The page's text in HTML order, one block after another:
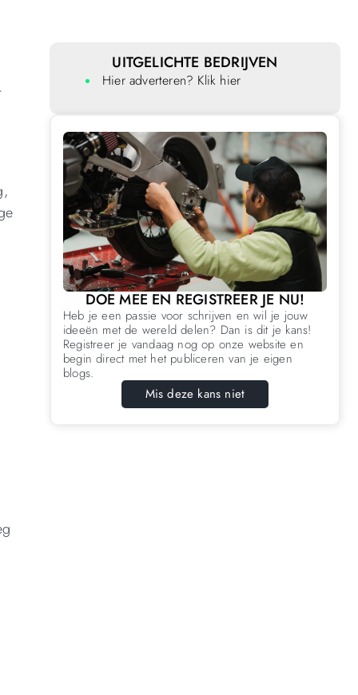
UITGELICHTE BEDRIJVEN
Hier adverteren? Klik hier
DOE MEE EN REGISTREER JE NU!
Heb je een passie voor schrijven en wil je jouw
ideeën met de wereld delen? Dan is dit je kans!
Registreer je vandaag nog op onze website en
begin direct met het publiceren van je eigen
blogs.
Mis deze kans niet